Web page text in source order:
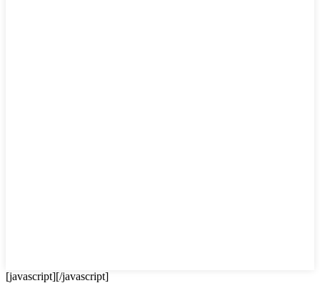
[javascript][/javascript]